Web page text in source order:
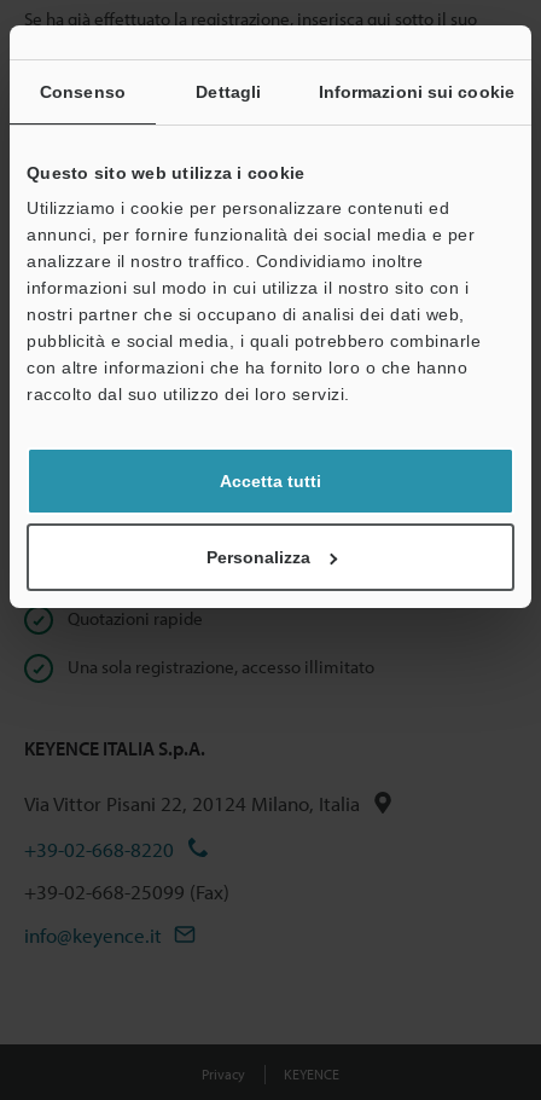
Consenso Dettagli Informazioni sui cookie
Questo sito web utilizza i cookie
Utilizziamo i cookie per personalizzare contenuti ed
annunci, per fornire funzionalità dei social media e per
analizzare il nostro traffico. Condividiamo inoltre
informazioni sul modo in cui utilizza il nostro sito con i
nostri partner che si occupano di analisi dei dati web,
pubblicità e social media, i quali potrebbero combinarle
con altre informazioni che ha fornito loro o che hanno
raccolto dal suo utilizzo dei loro servizi.
Accetta tutti
Personalizza
Se ha già effettuato la registrazione, inserisca qui sotto il suo
sotto e clicchi su "Continua" per completare la registrazione.
Continua
Privacy garantita al 100% - le informazioni personali non saranno
Benefici per gli iscritti
Download istantaneo della documentazione
Quotazioni rapide
Una sola registrazione, accesso illimitato
KEYENCE ITALIA S.p.A.
Via Vittor Pisani 22, 20124 Milano, Italia
+39-02-668-8220
+39-02-668-25099 (Fax)
info@keyence.it
Privacy
KEYENCE